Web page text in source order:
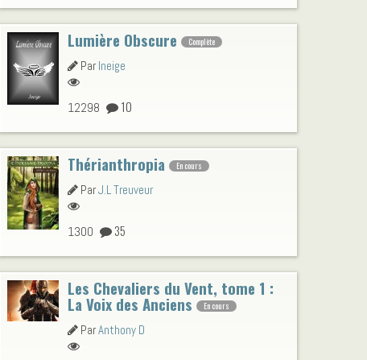
Lumière Obscure Complète
ParIneige
12298 10
Thérianthropia En cours
ParJ.L Treuveur
1300 35
Les Chevaliers du Vent, tome 1 :
La Voix des Anciens En cours
ParAnthony D